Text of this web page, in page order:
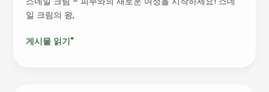
스
장
일 크림의 왕,
스
네
크
게시물 읽기"